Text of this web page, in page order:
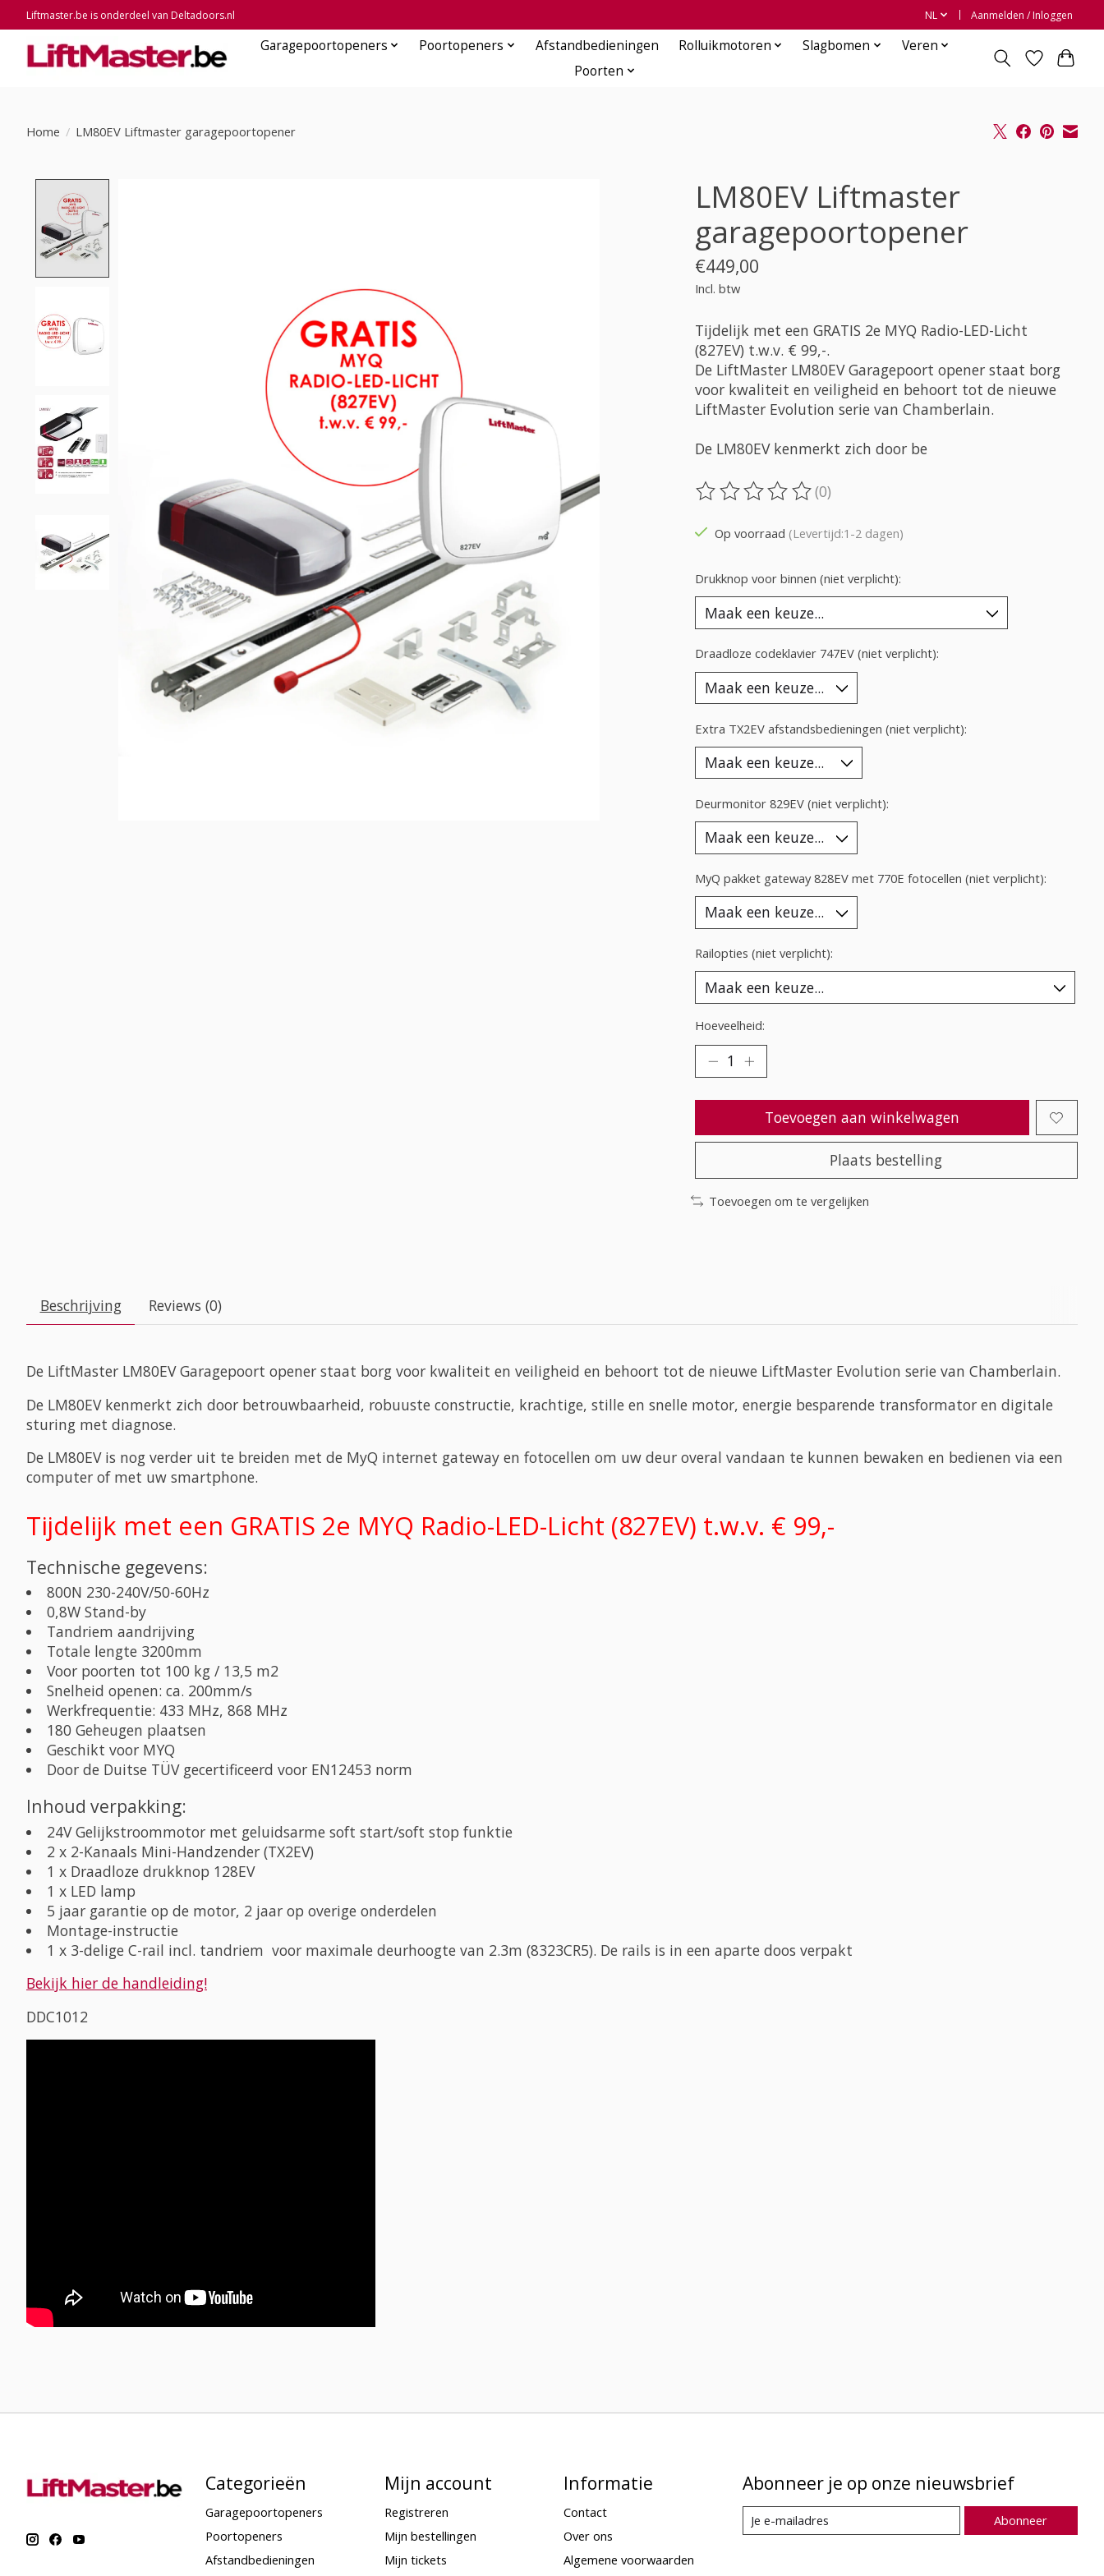
Liftmaster.be is onderdeel van Deltadoors.nl NL Aanmelden / Inloggen
Garagepoortopeners Poortopeners Afstandbedieningen Rolluikmotoren Slagbomen
Veren
Poorten
Home / LM80EV Liftmaster garagepoortopener
LM80EV Liftmaster
garagepoortopener
€449,00
Incl. btw
Tijdelijk met een GRATIS 2e MYQ Radio-LED-Licht
(827EV) t.w.v. € 99,-.
De LiftMaster LM80EV Garagepoort opener staat borg
voor kwaliteit en veiligheid en behoort tot de nieuwe
LiftMaster Evolution serie van Chamberlain.
De LM80EV kenmerkt zich door be
De beoordeling van dit product is
(0)
Op voorraad (Levertijd:1-2 dagen)
Drukknop voor binnen (niet verplicht):
Draadloze codeklavier 747EV (niet verplicht):
Extra TX2EV afstandsbedieningen (niet verplicht):
Deurmonitor 829EV (niet verplicht):
MyQ pakket gateway 828EV met 770E fotocellen (niet verplicht):
Railopties (niet verplicht):
Hoeveelheid:
Toevoegen aan winkelwagen
Plaats bestelling
Toevoegen om te vergelijken
Beschrijving Reviews (0)
De LiftMaster LM80EV Garagepoort opener staat borg voor kwaliteit en veiligheid en behoort tot de nieuwe LiftMaster Evolution serie van Chamberlain.
De LM80EV kenmerkt zich door betrouwbaarheid, robuuste constructie, krachtige, stille en snelle motor, energie besparende transformator en digitale
sturing met diagnose.
De LM80EV is nog verder uit te breiden met de MyQ internet gateway en fotocellen om uw deur overal vandaan te kunnen bewaken en bedienen via een
computer of met uw smartphone.
Tijdelijk met een GRATIS 2e MYQ Radio-LED-Licht (827EV) t.w.v. € 99,-
Technische gegevens:
800N 230-240V/50-60Hz
0,8W Stand-by
Tandriem aandrijving
Totale lengte 3200mm
Voor poorten tot 100 kg / 13,5 m2
Snelheid openen: ca. 200mm/s
Werkfrequentie: 433 MHz, 868 MHz
180 Geheugen plaatsen
Geschikt voor MYQ
Door de Duitse TÜV gecertificeerd voor EN12453 norm
Inhoud verpakking:
24V Gelijkstroommotor met geluidsarme soft start/soft stop funktie
2 x 2-Kanaals Mini-Handzender (TX2EV)
1 x Draadloze drukknop 128EV
1 x LED lamp
5 jaar garantie op de motor, 2 jaar op overige onderdelen
Montage-instructie
1 x 3-delige C-rail incl. tandriem voor maximale deurhoogte van 2.3m (8323CR5). De rails is in een aparte doos verpakt
Bekijk hier de handleiding!
DDC1012
Categorieën
Garagepoortopeners
Poortopeners
Afstandbedieningen
Mijn account
Registreren
Mijn bestellingen
Mijn tickets
Informatie
Contact
Over ons
Algemene voorwaarden
Abonneer je op onze nieuwsbrief
Abonneer